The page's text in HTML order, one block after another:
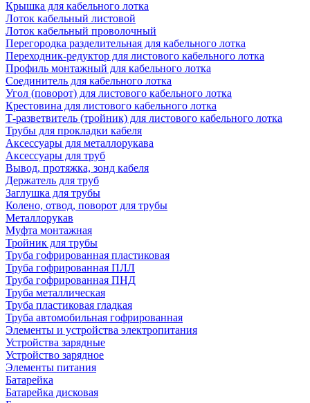
Крышка для кабельного лотка
Лоток кабельный листовой
Лоток кабельный проволочный
Перегородка разделительная для кабельного лотка
Переходник-редуктор для листового кабельного лотка
Профиль монтажный для кабельного лотка
Соединитель для кабельного лотка
Угол (поворот) для листового кабельного лотка
Крестовина для листового кабельного лотка
Т-разветвитель (тройник) для листового кабельного лотка
Трубы для прокладки кабеля
Аксессуары для металлорукава
Аксессуары для труб
Вывод, протяжка, зонд кабеля
Держатель для труб
Заглушка для трубы
Колено, отвод, поворот для трубы
Металлорукав
Муфта монтажная
Тройник для трубы
Труба гофрированная пластиковая
Труба гофрированная ПЛЛ
Труба гофрированная ПНД
Труба металлическая
Труба пластиковая гладкая
Труба автомобильная гофрированная
Элементы и устройства электропитания
Устройства зарядные
Устройство зарядное
Элементы питания
Батарейка
Батарейка дисковая